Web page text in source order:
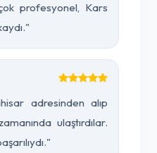
profesyonel, Kars
adresinden alıp
ulaştırdılar.